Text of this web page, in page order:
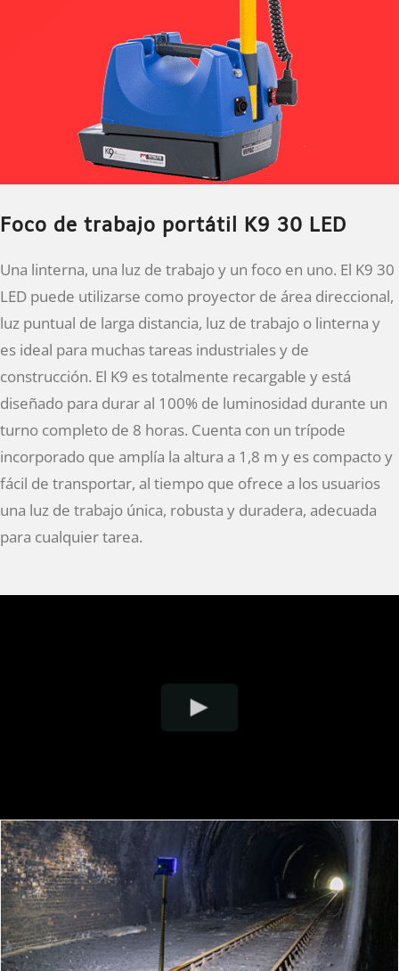
Foco de trabajo portátil K9 30 LED
Una linterna, una luz de trabajo y un foco en uno. El K9 30
LED puede utilizarse como proyector de área direccional,
luz puntual de larga distancia, luz de trabajo o linterna y
es ideal para muchas tareas industriales y de
construcción. El K9 es totalmente recargable y está
diseñado para durar al 100% de luminosidad durante un
turno completo de 8 horas. Cuenta con un trípode
incorporado que amplía la altura a 1,8 m y es compacto y
fácil de transportar, al tiempo que ofrece a los usuarios
una luz de trabajo única, robusta y duradera, adecuada
para cualquier tarea.